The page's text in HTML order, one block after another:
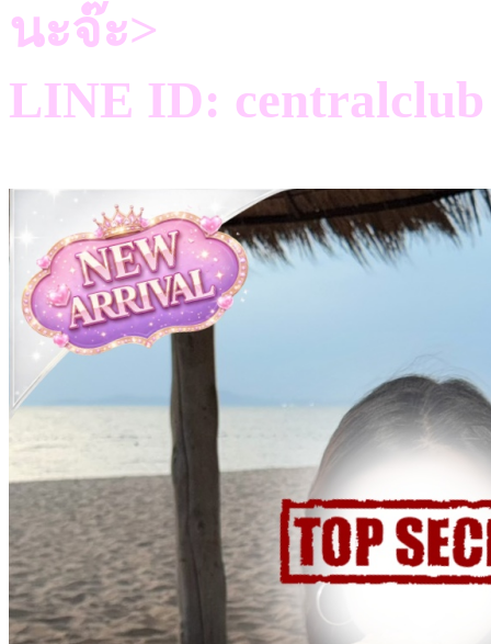
นะจ๊ะ>
LINE ID: centralclub